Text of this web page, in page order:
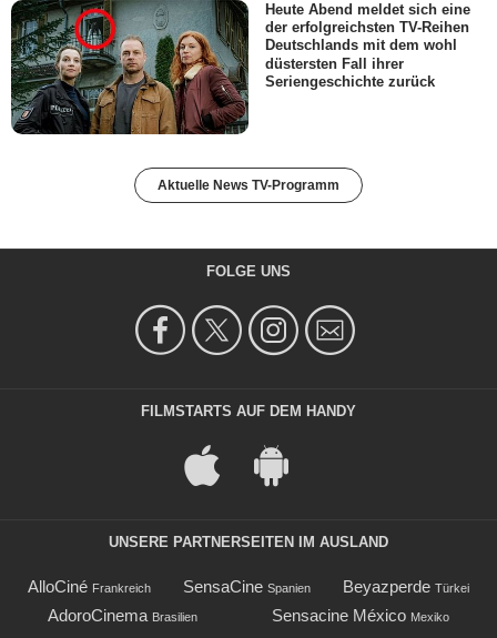
Heute Abend meldet sich eine
der erfolgreichsten TV-Reihen
Deutschlands mit dem wohl
düstersten Fall ihrer
Seriengeschichte zurück
Aktuelle News TV-Programm
FOLGE UNS
FILMSTARTS AUF DEM HANDY
UNSERE PARTNERSEITEN IM AUSLAND
AlloCiné Frankreich SensaCine Spanien Beyazperde Türkei
AdoroCinema Brasilien Sensacine México Mexiko